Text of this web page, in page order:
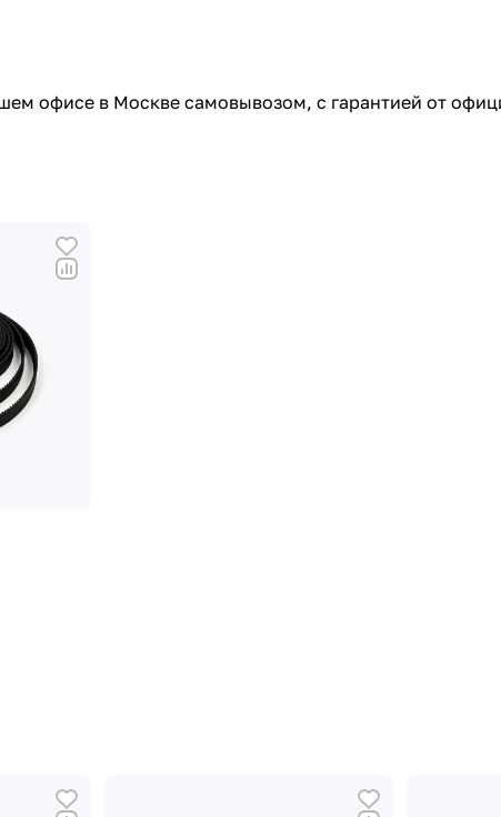
офисе в Москве самовывозом, с гарантией от